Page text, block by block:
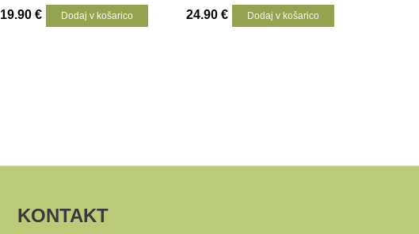
19.90€ Dodaj v košarico 24.90 € Dodaj v košarico
KONTAKT